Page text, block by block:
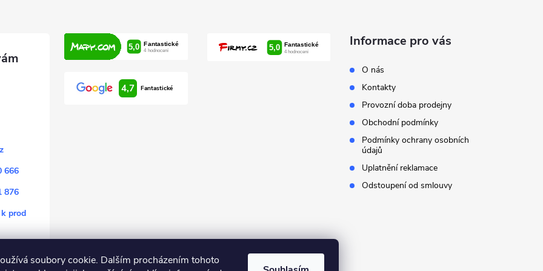
soubory cookie. Dalším procházením tohoto
666
876
prod
4,7 Fantastické
Informace pro vás
O nás
Kontakty
Provozní doba prodejny
Obchodní podmínky
Podmínky ochrany osobních
údajů
Uplatnění reklamace
Odstoupení od smlouvy